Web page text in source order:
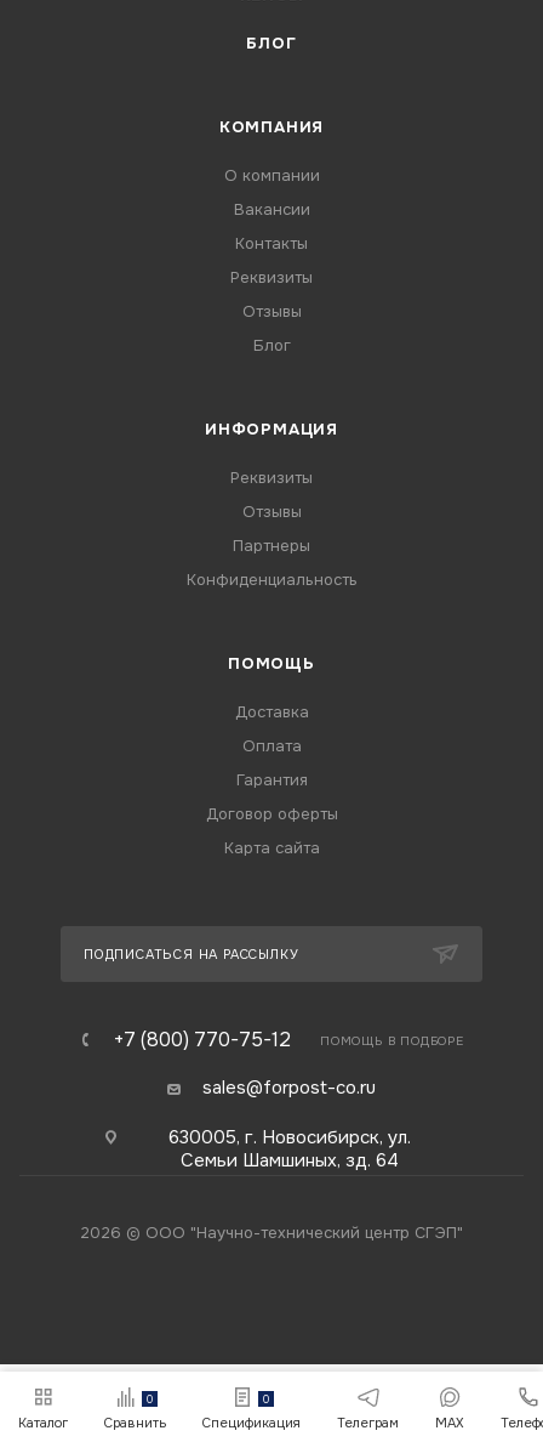
БЛОГ
КОМПАНИЯ
О компании
Вакансии
Контакты
Реквизиты
Отзывы
Блог
ИНФОРМАЦИЯ
Реквизиты
Отзывы
Партнеры
Конфиденциальность
ПОМОЩЬ
Доставка
Оплата
Гарантия
Договор оферты
Карта сайта
ПОДПИСАТЬСЯ НА РАССЫЛКУ
+7 (800) 770-75-12 ПОМОЩЬ В ПОДБОРЕ
sales@forpost-co.ru
630005, г. Новосибирск, ул.
Семьи Шамшиных, зд. 64
2026 © ООО "Научно-технический центр СГЭП"
Каталог
0
Сравнить
0
Спецификация Телеграм MAX